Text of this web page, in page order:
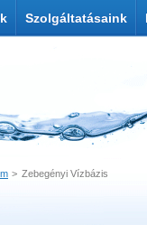
Szolgáltatásaink
Zebegényi Vízbázis